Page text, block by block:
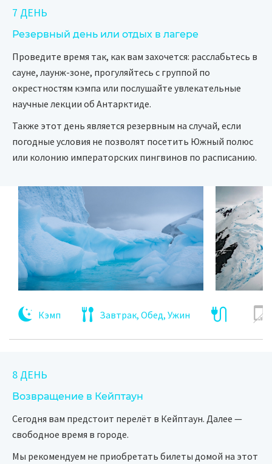
7 ДЕНЬ
Резервный день или отдых в лагере
Проведите время так, как вам захочется: расслабьтесь в
сауне, лаунж-зоне, прогуляйтесь с группой по
окрестностям кэмпа или послушайте увлекательные
научные лекции об Антарктиде.
Также этот день является резервным на случай, если
погодные условия не позволят посетить Южный полюс
или колонию императорских пингвинов по расписанию.
Кэмп Завтрак, Обед, Ужин
8 ДЕНЬ
Возвращение в Кейптаун
Сегодня вам предстоит перелёт в Кейптаун. Далее —
свободное время в городе.
Мы рекомендуем не приобретать билеты домой на этот